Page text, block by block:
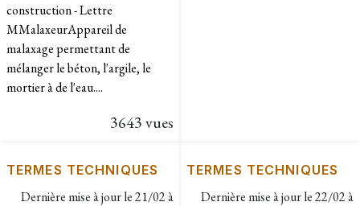
construction - Lettre
MMalaxeurAppareil de
malaxage permettant de
mélanger le béton, l'argile, le
mortier à de l'eau....
3643 vues
TERMES TECHNIQUES
Dernière mise à jour le21/02 à
TERMES TECHNIQUES
Dernière mise à jour le22/02 à